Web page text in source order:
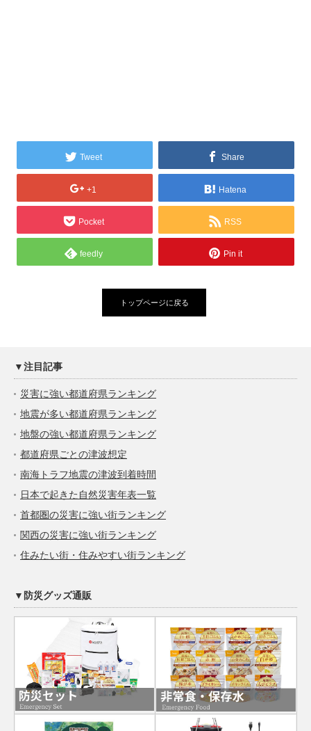
Tweet Share
+1 Hatena
Pocket RSS
feedly Pin it
トップページに戻る
▼注目記事
災害に強い都道府県ランキング
地震が多い都道府県ランキング
地盤の強い都道府県ランキング
都道府県ごとの津波想定
南海トラフ地震の津波到着時間
日本で起きた自然災害年表一覧
首都圏の災害に強い街ランキング
関西の災害に強い街ランキング
住みたい街・住みやすい街ランキング
▼防災グッズ通販